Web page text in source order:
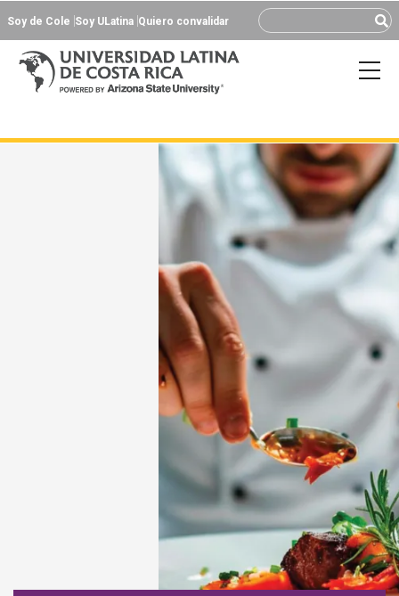
Soy de Cole Soy ULatina Quiero convalidar
Convertí tu pasión por la cocina en excelencia
en la única U con el respaldo Le Cordon Bleu
BACHILLERATO EN
GASTRONOMÍA